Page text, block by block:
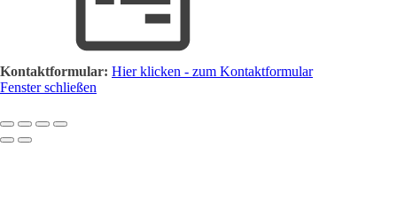
Kontaktformular: Hier klicken - zum Kontaktformular
Fenster schließen